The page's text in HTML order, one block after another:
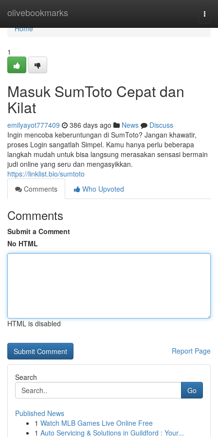
olivebookmarks
Home
Home
1
Masuk SumToto Cepat dan
Kilat
emilyayot777409 386 days ago News
Discuss
Ingin mencoba keberuntungan di SumToto? Jangan khawatir,
proses Login sangatlah Simpel. Kamu hanya perlu beberapa
langkah mudah untuk bisa langsung merasakan sensasi bermain
judi online yang seru dan mengasyikkan.
https://linklist.bio/sumtoto
Comments
Who Upvoted
Comments
Submit a Comment
No HTML
HTML is disabled
Report Page
Search
Go
Published News
1 Watch MLB Games Live Online Free
1 Auto Servicing & Solutions in Guildford : Your...